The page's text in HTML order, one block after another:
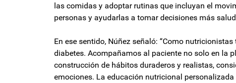
las comidas y adoptar rutinas que incluyan el
personas y ayudarlas a tomar decisiones más
En ese sentido, Núñez señaló: “Como
diabetes. Acompañamos al paciente no solo en la
construcción de hábitos duraderos y realistas,
emociones. La educación nutricional